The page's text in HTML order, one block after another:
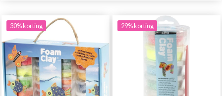
30% korting 29% korting